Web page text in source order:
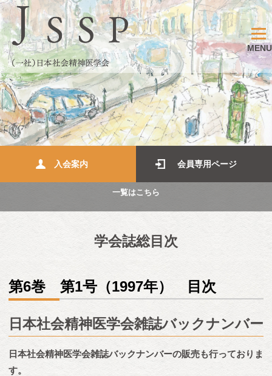
MENU
入会案内 会員専用ページ
一覧はこちら
学会誌総目次
第6巻 第1号（1997年） 目次
日本社会精神医学会雑誌バックナンバー
日本社会精神医学会雑誌バックナンバーの販売も行っておりま
す。